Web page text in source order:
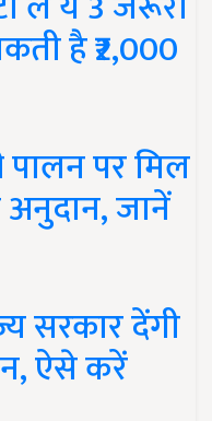
है ₹2,000
पर मिल
अनुदान, जानें
सरकार देंगी
ऐसे करें